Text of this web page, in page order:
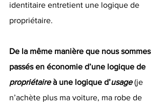
identitaire entretient une logique de
propriétaire.
De la même manière que nous sommes
passés en économie d’une logique de
propriétaire à une logique d’usage (je
n’achète plus ma voiture, ma robe de